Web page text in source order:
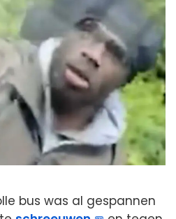
bus was al gespannen